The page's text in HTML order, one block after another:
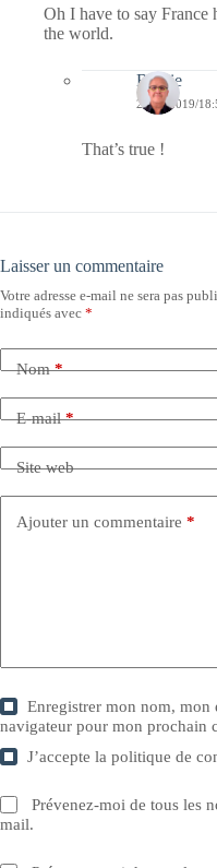
Oh I have to say France
the world.
Bernie
29/01/2019/
That’s true !
Laisser un commentaire
Votre adresse e-mail ne sera pas
indiqués avec *
Nom*
E-mail*
Site web
Ajouter un commentaire *
Enregistrer mon nom, mon
navigateur pour mon prochain
J’accepte lapolitique de
Prévenez-moi de tous les
mail.